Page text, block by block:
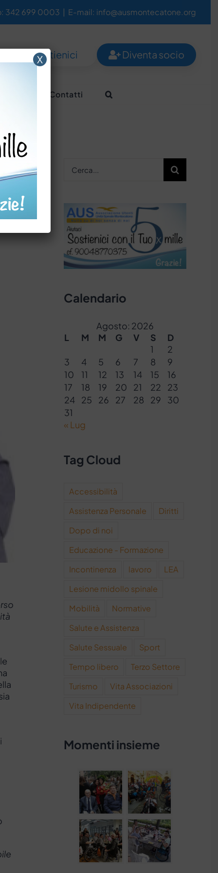
342 699 0003 | E-mail: info@ausmontecatone.org
Sostienici Diventa socio
Contatti
per:
Calendario
Agosto: 2026
L
M M G V S
D
1
2
3
4 5 6 7 8
9
10
11 12 13 14 15
16
17
18 19 20 21 22
23
24
25 26 27 28 29
30
31
« Lug
Tag Cloud
Accessibilità
Assistenza Personale
Diritti
Dopo di noi
Educazione - Formazione
Incontinenza
lavoro
LEA
Lesione midollo spinale
Mobilità
Normative
Salute e Assistenza
Salute Sessuale
Sport
Tempo libero
Terzo Settore
Turismo
Vita Associazioni
Vita Indipendente
Momenti insieme
X